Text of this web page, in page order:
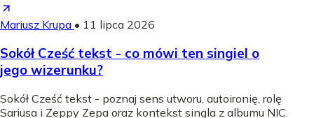
Mariusz Krupa • 11 lipca 2026
Sokół Cześć tekst - co mówi ten singiel o
jego wizerunku?
Sokół Cześć tekst - poznaj sens utworu, autoironię, rolę
Sariusa i Zeppy Zepa oraz kontekst singla z albumu NIC.